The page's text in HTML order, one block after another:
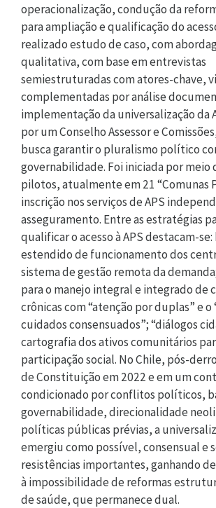
operacionalização, condução da
para ampliação e qualificação do
realizado estudo de caso, com
qualitativa, com base em entrevistas
semiestruturadas com atores-chave,
complementadas por análise
implementação da universalização da
por um Conselho Assessor e
busca garantir o pluralismo político
governabilidade. Foi iniciada por meio
pilotos, atualmente em 21 “Comunas
inscrição nos serviços de APS
asseguramento. Entre as estratégias
qualificar o acesso à APS destacam-
estendido de funcionamento dos
sistema de gestão remota da
para o manejo integral e integrado de
crônicas com “atenção por duplas” e o
cuidados consensuados”; “diálogos
cartografia dos ativos comunitários
participação social. No Chile, pós-
de Constituição em 2022 e em um
condicionado por conflitos políticos,
governabilidade, direcionalidade
políticas públicas prévias, a
emergiu como possível, consensual e
resistências importantes, ganhando
à impossibilidade de reformas
de saúde, que permanece dual.